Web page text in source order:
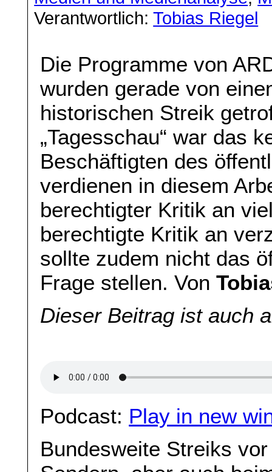
Verantwortlich:Tobias Riegel
Die Programme von
wurden gerade von
historischen Streik
„Tagesschau“ war das
Beschäftigten des
verdienen in diesem
berechtigter Kritik an
berechtigte Kritik an
sollte zudem nicht das
Frage stellen. Von
Dieser Beitrag ist auch
Podcast: Play in new
Bundesweite Streiks